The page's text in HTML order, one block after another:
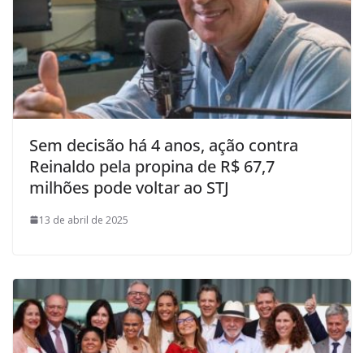
Sem decisão há 4 anos, ação contra
Reinaldo pela propina de R$ 67,7
milhões pode voltar ao STJ
13 de abril de 2025